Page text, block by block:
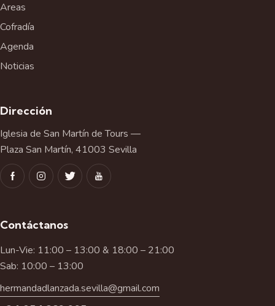
Areas
Cofradía
Agenda
Noticias
Dirección
Iglesia de San Martín de Tours —
Plaza San Martín, 41003 Sevilla
Contáctanos
Lun-Vie: 11:00 – 13:00 & 18:00 – 21:00
Sab: 10:00 – 13:00
hermandadlanzada.sevilla@gmail.com